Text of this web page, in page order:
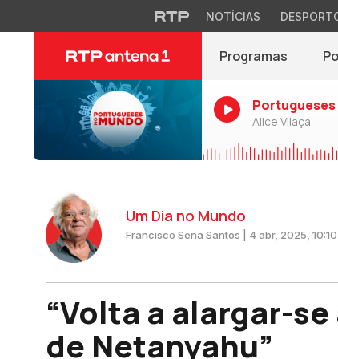
NOTÍCIAS
Programas
Portugueses
Alice Vilaça
Um Dia no Mundo
Francisco Sena Santos | 4 abr, 2025, 10:10
“Volta a alargar-
de Netanyahu”